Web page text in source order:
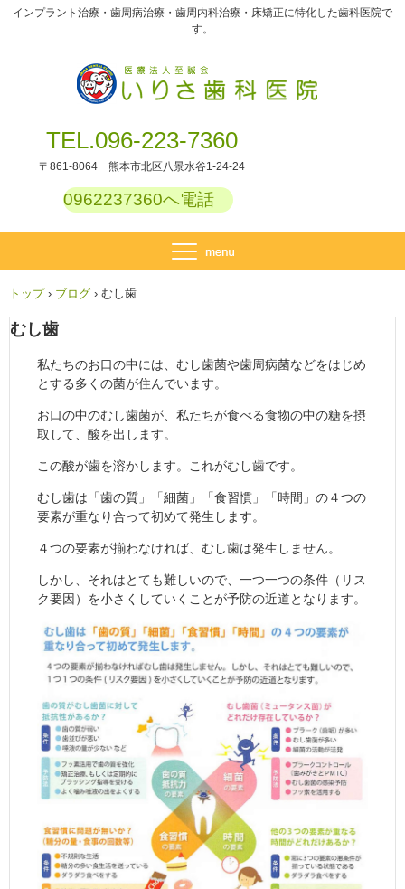
インプラント治療・歯周病治療・歯周内科治療・床矯正に特化した歯科医院で
す。
TEL.096-223-7360
〒861-8064 熊本市北区八景水谷1-24-24
0962237360へ電話
トップ › ブログ › むし歯
むし歯
私たちのお口の中には、むし歯菌や歯周病菌などをはじめ
とする多くの菌が住んでいます。
お口の中のむし歯菌が、私たちが食べる食物の中の糖を摂
取して、酸を出します。
この酸が歯を溶かします。これがむし歯です。
むし歯は「歯の質」「細菌」「食習慣」「時間」の４つの
要素が重なり合って初めて発生します。
４つの要素が揃わなければ、むし歯は発生しません。
しかし、それはとても難しいので、一つ一つの条件（リス
ク要因）を小さくしていくことが予防の近道となります。